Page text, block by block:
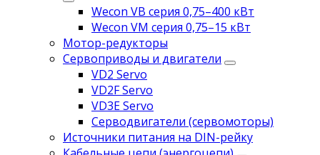
Wecon VB серия 0,75–400 кВт
Wecon VM серия 0,75–15 кВт
Мотор-редукторы
Сервоприводы и двигатели
VD2 Servo
VD2F Servo
VD3E Servo
Серводвигатели (сервомоторы)
Источники питания на DIN-рейку